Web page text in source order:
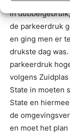
in
de parkeerdruk
en ging men er
drukste dag
parkeerdruk
volgens
State in moeten
State en
de
en moet het